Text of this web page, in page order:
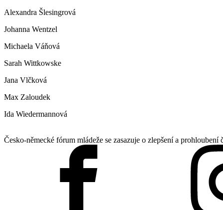
Alexandra Šlesingrová
Johanna Wentzel
Michaela Váňová
Sarah Wittkowske
Jana Vlčková
Max Zaloudek
Ida Wiedermannová
Česko-německé fórum mládeže se zasazuje o zlepšení a